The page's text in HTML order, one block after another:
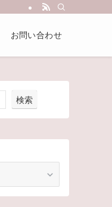
お問い合わせ
検索